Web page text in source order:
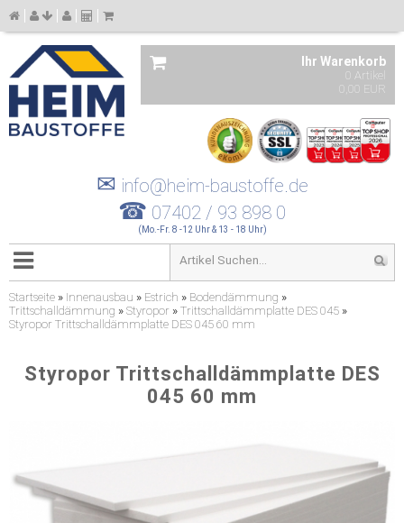
Ihr Warenkorb
0 Artikel
0,00 EUR
✉ info@heim-baustoffe.de
☎ 07402 / 93 898 0
(Mo.-Fr. 8 -12 Uhr & 13 - 18 Uhr)
Startseite » Innenausbau » Estrich » Bodendämmung »
Trittschalldämmung » Styropor » Trittschalldämmplatte DES 045 »
Styropor Trittschalldämmplatte DES 045 60 mm
Styropor Trittschalldämmplatte DES
045 60 mm